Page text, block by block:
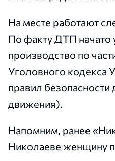
На месте работают
По факту ДТП начато
производство по
Уголовного кодекса
правил
движения).
Напомним, ранее
Николаеве женщину